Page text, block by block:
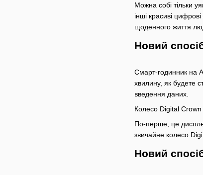
Можна собі тільки
інші красиві
щоденного життя
Новий
Смарт-годинник на
хвилину, як будете
введення даних.
Колесо Digital
По-перше, це
звичайне колесо
Новий